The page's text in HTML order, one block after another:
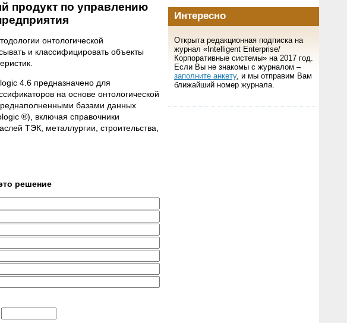
продукт по управлению
онтологической
и классифицировать объекты
4.6 предназначено для
на основе онтологической
базами данных
®), включая справочники
ТЭК, металлургии, строительства,
решение
Интересно
Открыта редакционная подписка на
журнал «Intelligent Enterprise/
Корпоративные системы» на 2017 год.
Если Вы не знакомы с журналом –
заполните анкету, и мы отправим Вам
ближайший номер журнала.